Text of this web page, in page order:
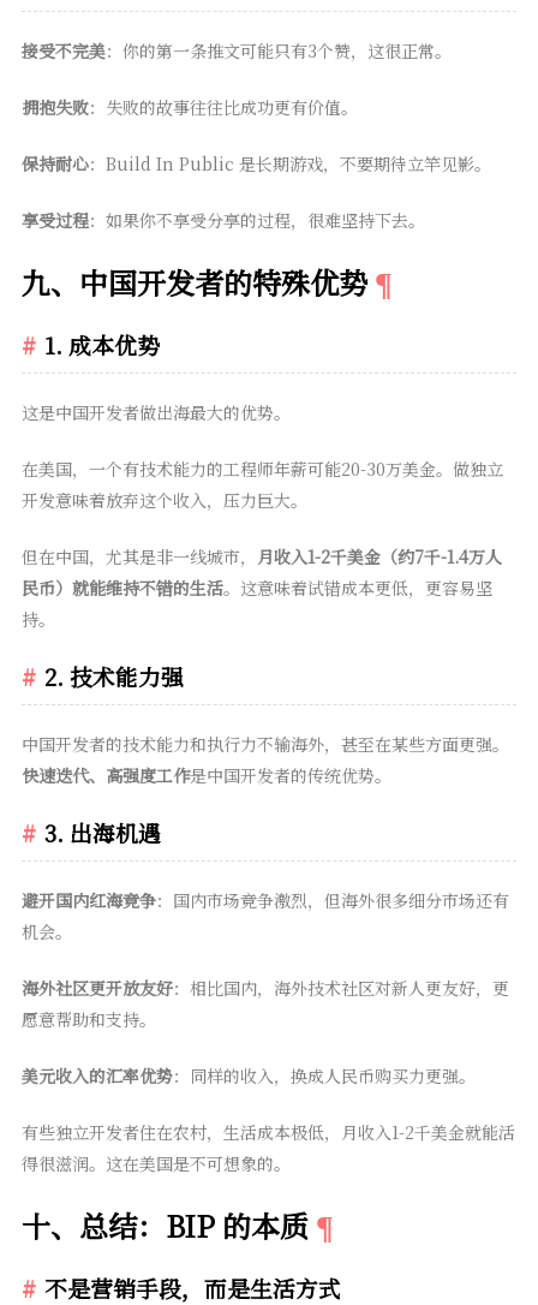
接受不完美：你的第一条推文可能只有3个赞，这很正常。
拥抱失败：失败的故事往往比成功更有价值。
保持耐心：Build In Public 是长期游戏，不要期待立竿见影。
享受过程：如果你不享受分享的过程，很难坚持下去。
九、中国开发者的特殊优势
1. 成本优势
这是中国开发者做出海最大的优势。
在美国，一个有技术能力的工程师年薪可能20-30万美金。做独立
开发意味着放弃这个收入，压力巨大。
但在中国，尤其是非一线城市，
月收入1-2千美金（约7千-1.4万人
民币）就能维持不错的生活。这意味着试错成本更低，更容易坚
持。
2. 技术能力强
中国开发者的技术能力和执行力不输海外，甚至在某些方面更强。
快速迭代、高强度工作是中国开发者的传统优势。
3. 出海机遇
避开国内红海竞争：国内市场竞争激烈，但海外很多细分市场还有
机会。
海外社区更开放友好：相比国内，海外技术社区对新人更友好，更
愿意帮助和支持。
美元收入的汇率优势：同样的收入，换成人民币购买力更强。
有些独立开发者住在农村，生活成本极低，月收入1-2千美金就能活
得很滋润。这在美国是不可想象的。
十、总结：BIP 的本质
不是营销手段，而是生活方式